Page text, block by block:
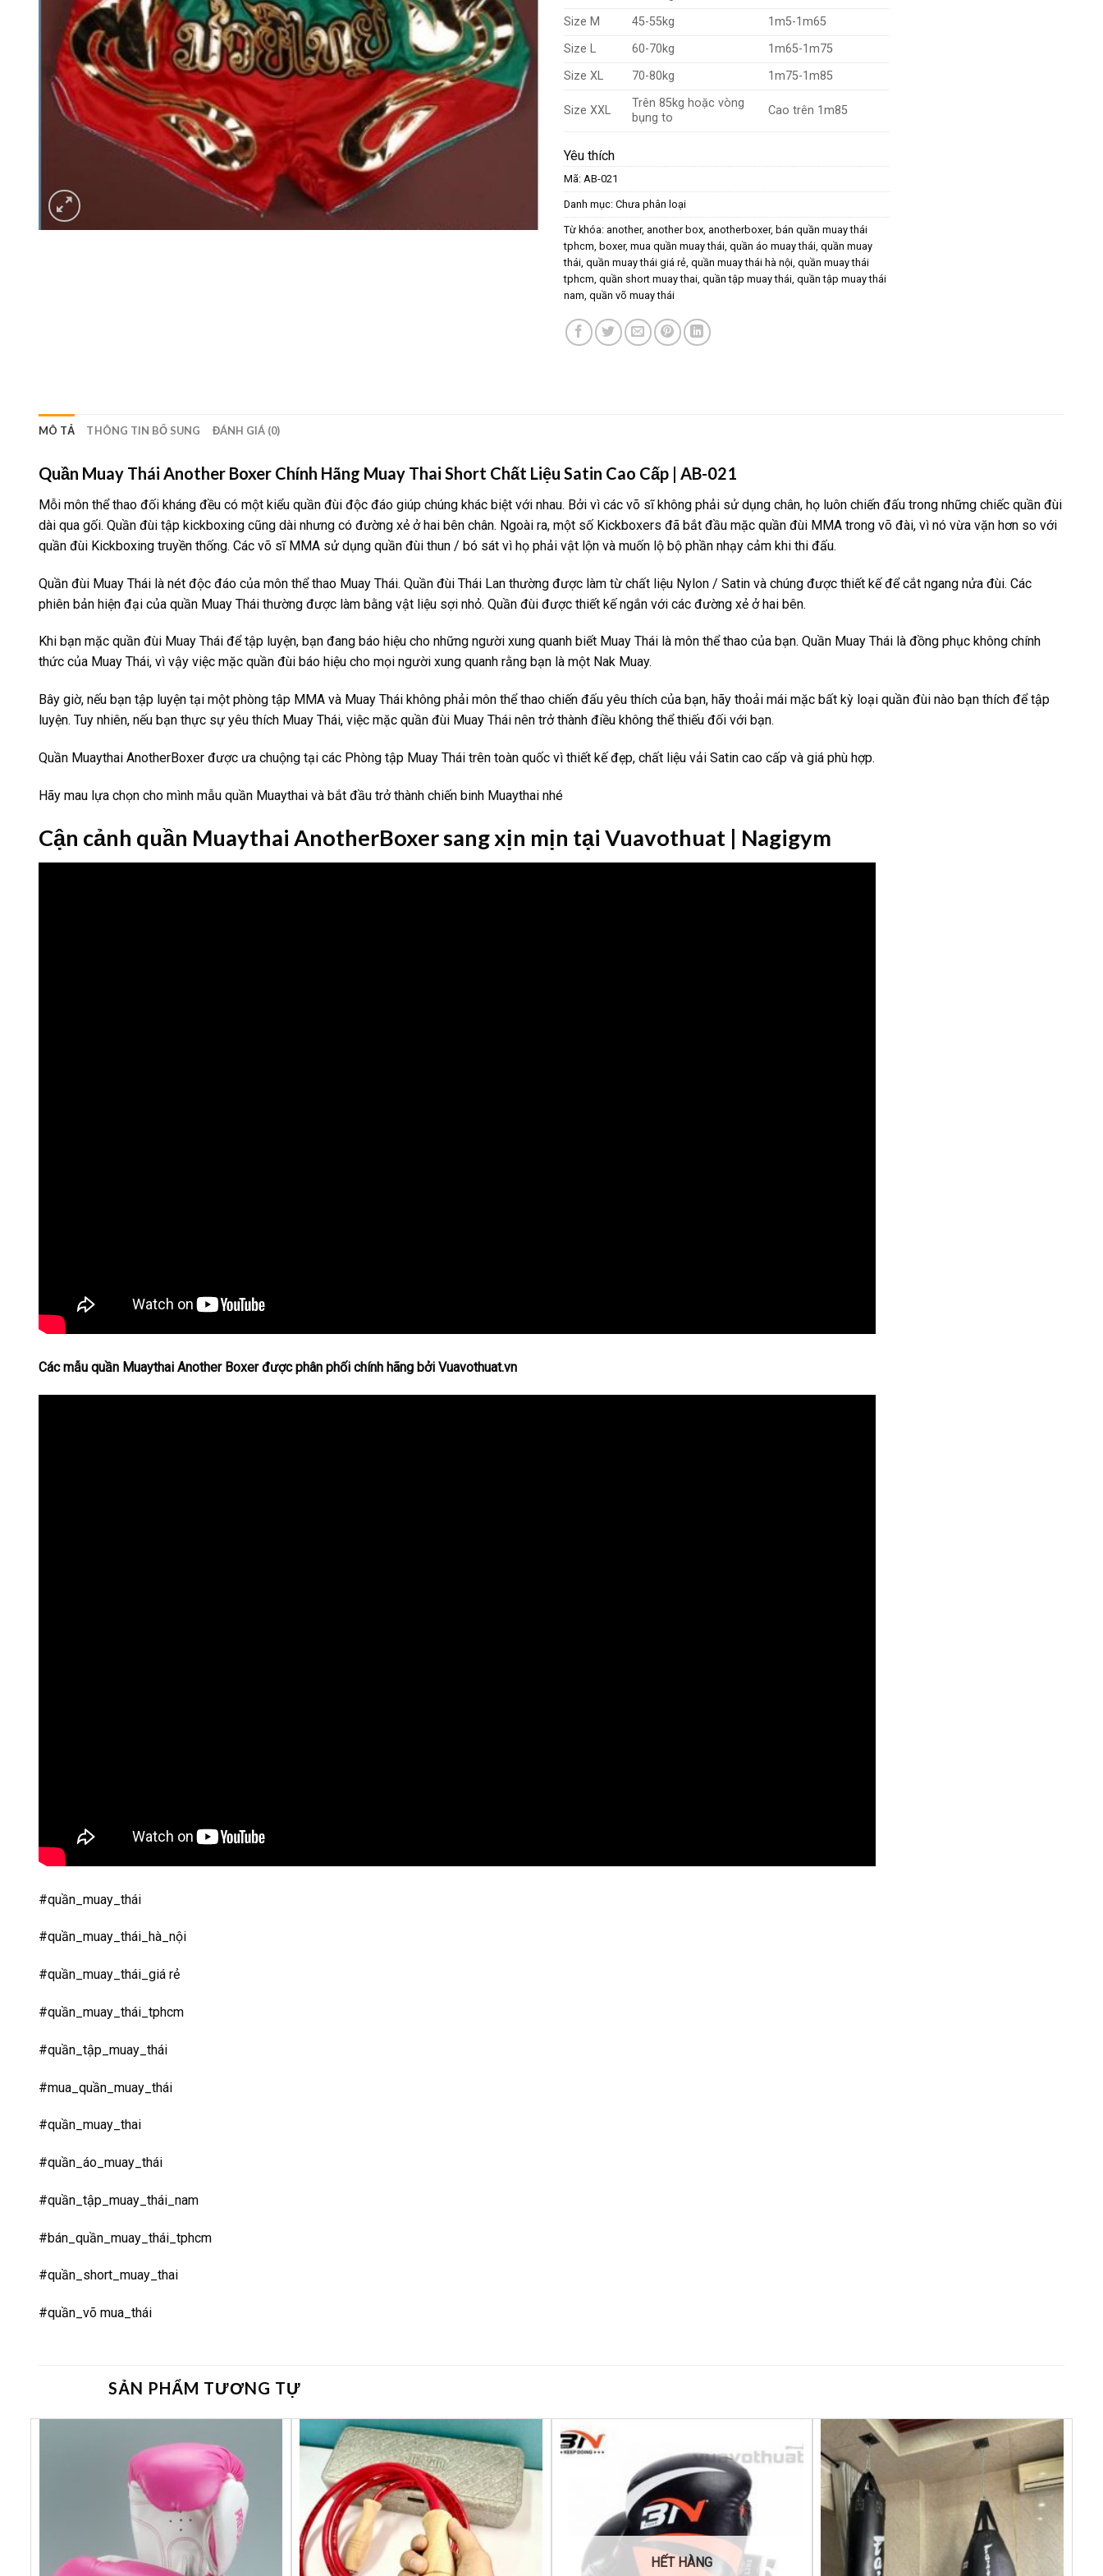
Size M
45-55kg
1m5-1m65
Size L
60-70kg
1m65-1m75
Size XL
70-80kg 1m75-1m85
Size XXL
Trên 85kg hoặc vòng
bụng to
Cao trên 1m85
Yêu thích
Mã: AB-021
Danh mục: Chưa phân loại
Từ khóa: another, another box anotherboxer, bán quần muay thái
tphcm boxer, mua quần muay thái quần áo muay thái quần muay
thái quần muay thái giá rẻ quần muay thái hà nội quần muay thái
tphcm quần short muay thai quần tập muay thái quần tập muay thái
nam quần võ muay thái
MÔ TẢ THÔNG TIN BỔ SUNG ĐÁNH GIÁ (0)
Quần Muay Thái Another Boxer Chính Hãng Muay Thai Short Chất Liệu Satin Cao Cấp | AB-021
Mỗi môn thể thao đối kháng đều có một kiểu quần đùi độc đáo giúp chúng khác biệt với nhau. Bởi vì các võ sĩ không phải sử dụng chân, họ luôn chiến đấu trong những chiếc quần đùi
dài qua gối. Quần đùi tập kickboxing cũng dài nhưng có đường xẻ ở hai bên chân. Ngoài ra, một số Kickboxers đã bắt đầu mặc quần đùi MMA trong võ đài, vì nó vừa vặn hơn so với
quần đùi Kickboxing truyền thống. Các võ sĩ MMA sử dụng quần đùi thun / bó sát vì họ phải vật lộn và muốn lộ bộ phần nhạy cảm khi thi đấu.
Quần đùi Muay Thái là nét độc đáo của môn thể thao Muay Thái. Quần đùi Thái Lan thường được làm từ chất liệu Nylon / Satin và chúng được thiết kế để cắt ngang nửa đùi. Các
phiên bản hiện đại của quần Muay Thái thường được làm bằng vật liệu sợi nhỏ. Quần đùi được thiết kế ngắn với các đường xẻ ở hai bên.
Khi bạn mặc quần đùi Muay Thái để tập luyện, bạn đang báo hiệu cho những người xung quanh biết Muay Thái là môn thể thao của bạn. Quần Muay Thái là đồng phục không chính
thức của Muay Thái, vì vậy việc mặc quần đùi báo hiệu cho mọi người xung quanh rằng bạn là một Nak Muay.
Bây giờ, nếu bạn tập luyện tại một phòng tập MMA và Muay Thái không phải môn thể thao chiến đấu yêu thích của bạn, hãy thoải mái mặc bất kỳ loại quần đùi nào bạn thích để tập
luyện. Tuy nhiên, nếu bạn thực sự yêu thích Muay Thái, việc mặc quần đùi Muay Thái nên trở thành điều không thể thiếu đối với bạn.
Quần Muaythai AnotherBoxer được ưa chuộng tại các Phòng tập Muay Thái trên toàn quốc vì thiết kế đẹp, chất liệu vải Satin cao cấp và giá phù hợp.
Hãy mau lựa chọn cho mình mẫu quần Muaythai và bắt đầu trở thành chiến binh Muaythai nhé
Cận cảnh quần Muaythai AnotherBoxer sang xịn mịn tại Vuavothuat | Nagigym
Các mẫu quần Muaythai Another Boxer được phân phối chính hãng bởi Vuavothuat.vn
#quần_muay_thái
#quần_muay_thái_hà_nội
#quần_muay_thái_giá rẻ
#quần_muay_thái_tphcm
#quần_tập_muay_thái
#mua_quần_muay_thái
#quần_muay_thai
#quần_áo_muay_thái
#quần_tập_muay_thái_nam
#bán_quần_muay_thái_tphcm
#quần_short_muay_thai
#quần_võ mua_thái
SẢN PHẨM TƯƠNG TỰ
Yêu
thích
Yêu
HẾT HÀNG
Yêu
thích